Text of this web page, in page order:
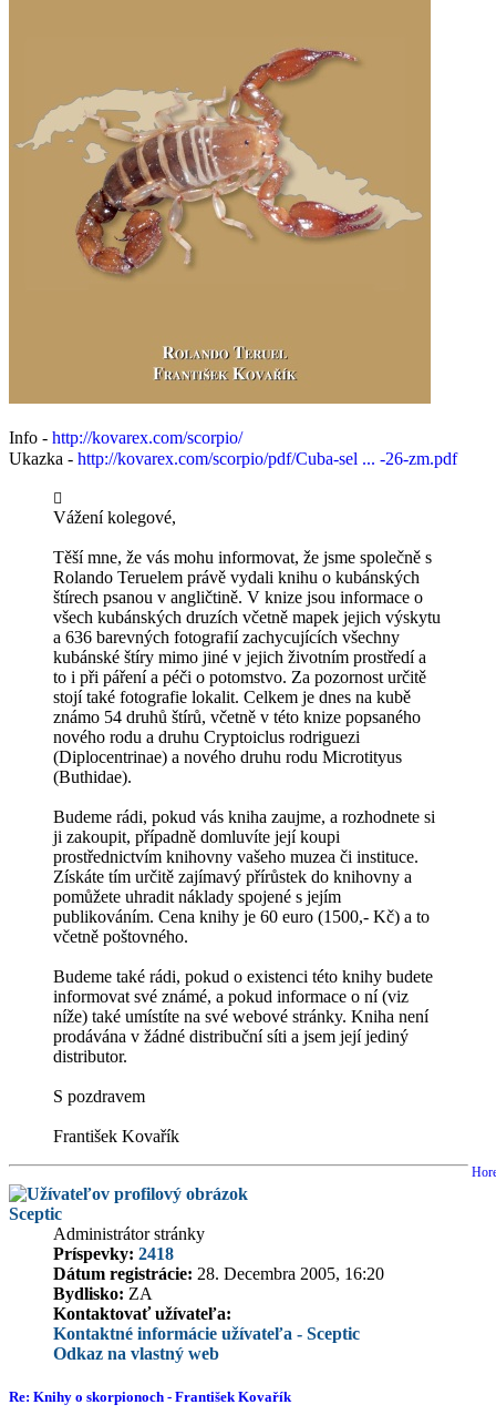
Info - http://kovarex.com/scorpio/
Ukazka - http://kovarex.com/scorpio/pdf/Cuba-sel ... -26-zm.pdf
Vážení kolegové,
Těší mne, že vás mohu informovat, že jsme společně s
Rolando Teruelem právě vydali knihu o kubánských
štírech psanou v angličtině. V knize jsou informace o
všech kubánských druzích včetně mapek jejich výskytu
a 636 barevných fotografií zachycujících všechny
kubánské štíry mimo jiné v jejich životním prostředí a
to i při páření a péči o potomstvo. Za pozornost určitě
stojí také fotografie lokalit. Celkem je dnes na kubě
známo 54 druhů štírů, včetně v této knize popsaného
nového rodu a druhu Cryptoiclus rodriguezi
(Diplocentrinae) a nového druhu rodu Microtityus
(Buthidae).
Budeme rádi, pokud vás kniha zaujme, a rozhodnete si
ji zakoupit, případně domluvíte její koupi
prostřednictvím knihovny vašeho muzea či instituce.
Získáte tím určitě zajímavý přírůstek do knihovny a
pomůžete uhradit náklady spojené s jejím
publikováním. Cena knihy je 60 euro (1500,- Kč) a to
včetně poštovného.
Budeme také rádi, pokud o existenci této knihy budete
informovat své známé, a pokud informace o ní (viz
níže) také umístíte na své webové stránky. Kniha není
prodávána v žádné distribuční síti a jsem její jediný
distributor.
S pozdravem
František Kovařík
Sceptic
Administrátor stránky
Príspevky: 2418
Dátum registrácie: 28. Decembra 2005, 16:20
Bydlisko: ZA
Kontaktovať užívateľa:
Kontaktné informácie užívateľa - Sceptic
Odkaz na vlastný web
Re: Knihy o skorpionoch - František Kovařík